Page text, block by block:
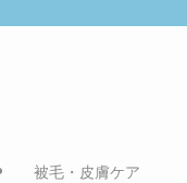
被毛・皮膚ケア